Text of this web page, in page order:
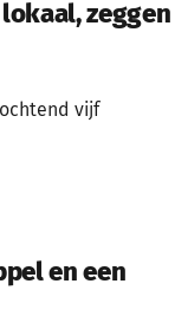
zeggen
vijf
en een